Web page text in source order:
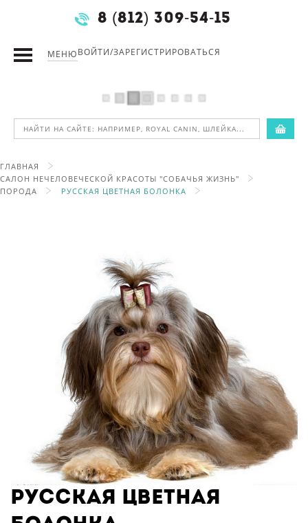
МЕНЮВОЙТИ/ЗАРЕГИСТРИРОВАТЬСЯ
8 (812) 309-54-15
ГЛАВНАЯ
САЛОН НЕЧЕЛОВЕЧЕСКОЙ КРАСОТЫ "СОБАЧЬЯ ЖИЗНЬ"
ПОРОДА
РУССКАЯ ЦВЕТНАЯ БОЛОНКА
РУССКАЯ ЦВЕТНАЯ